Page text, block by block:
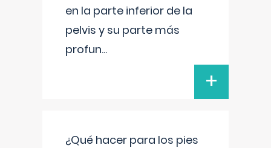
en la parte inferior de la
pelvis y su parte más
profun...
+
¿Qué hacer para los pies